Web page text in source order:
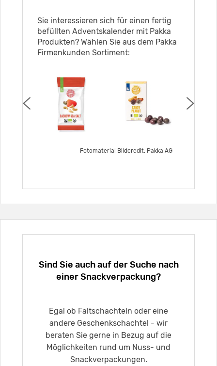
Sie interessieren sich für einen fertig
befüllten Adventskalender mit Pakka
Produkten? Wählen Sie aus dem Pakka
Firmenkunden Sortiment:
Fotomaterial Bildcredit: Pakka AG
Sind Sie auch auf der Suche nach
einer Snackverpackung?
Egal ob Faltschachteln oder eine
andere Geschenkschachtel - wir
beraten Sie gerne in Bezug auf die
Möglichkeiten rund um Nuss- und
Snackverpackungen.